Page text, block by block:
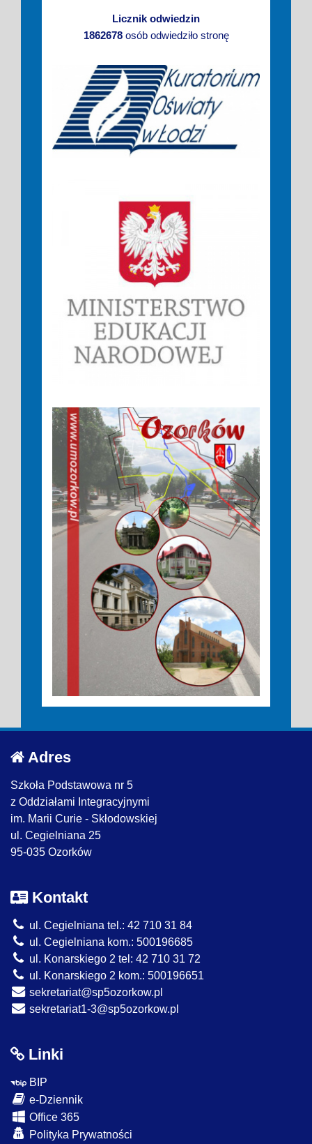
Licznik odwiedzin
1862678osób odwiedziło stronę
Adres
Szkoła Podstawowa nr 5
z Oddziałami Integracyjnymi
im. Marii Curie - Skłodowskiej
ul. Cegielniana 25
95-035 Ozorków
Kontakt
ul. Cegielniana tel.: 42 710 31 84
ul. Cegielniana kom.: 500196685
ul. Konarskiego 2 tel: 42 710 31 72
ul. Konarskiego 2 kom.: 500196651
sekretariat@sp5ozorkow.pl
sekretariat1-3@sp5ozorkow.pl
Linki
BIP
e-Dziennik
Office 365
Polityka Prywatności